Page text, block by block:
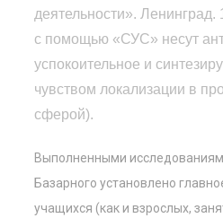
деятельности».
с помощью «СУС» несут
успокоительное и
чувством локализации в
сферой).
Выполненными
Базарного установлено
учащихся (как и взрослых,